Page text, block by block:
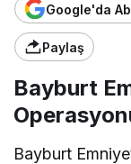
Google'da
Paylaş
Bayburt
Bayburt